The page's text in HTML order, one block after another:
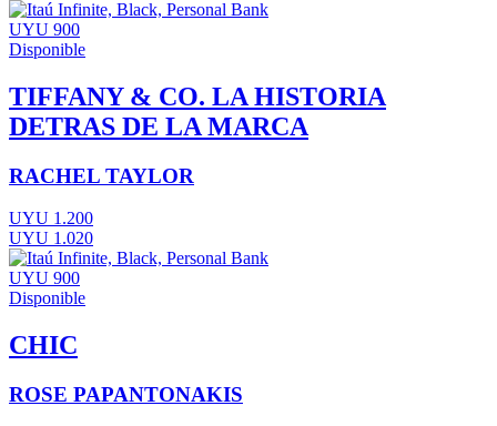
UYU 900
Disponible
TIFFANY & CO. LA HISTORIA
DETRAS DE LA MARCA
RACHEL TAYLOR
UYU 1.200
UYU 1.020
UYU 900
Disponible
CHIC
ROSE PAPANTONAKIS